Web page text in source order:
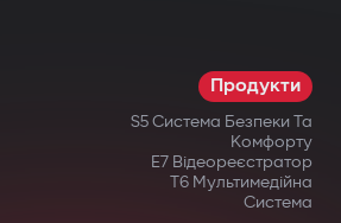
активується
русі.
Придбавши
Gazer, ви отримуєте
Продукти
S5 Система Безпеки Та
Комфорту
E7 Відеореєстратор
T6 Мультимедійна
Система